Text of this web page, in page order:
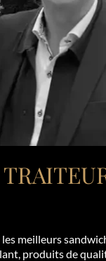
meilleurs
produits de